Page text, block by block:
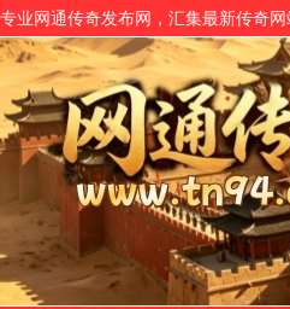
专业网通传奇发布网，汇集最新传奇